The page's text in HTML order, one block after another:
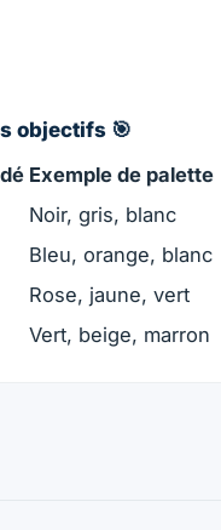
objectifs 🎯
Exemple de palette
Noir, gris, blanc
Bleu, orange, blanc
Rose, jaune, vert
Vert, beige, marron